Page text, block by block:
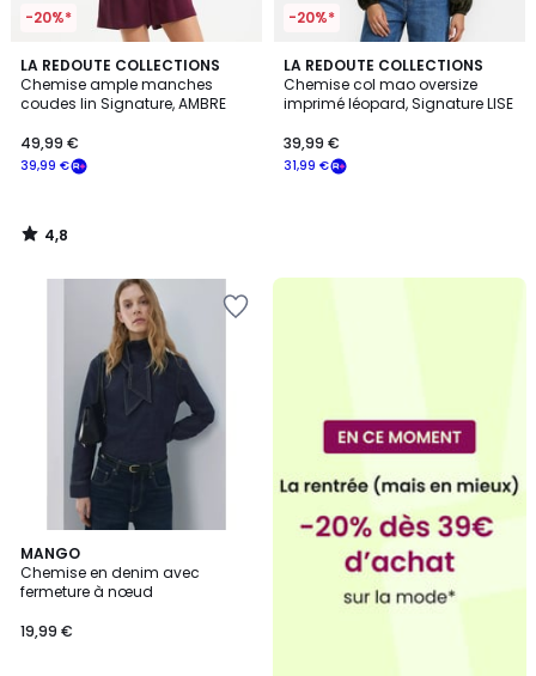
-20%*
LA REDOUTE COLLECTIONS
Chemise ample manches
coudes lin Signature, AMBRE
39,99 €
49,99 €
4,8
/ 5
4,8
/
-20%*
LA REDOUTE COLLECTIONS
Chemise col mao oversize
imprimé léopard, Signature LISE
31,99 €
39,99 €
MANGO
Chemise en denim avec
fermeture à nœud
19,99 €